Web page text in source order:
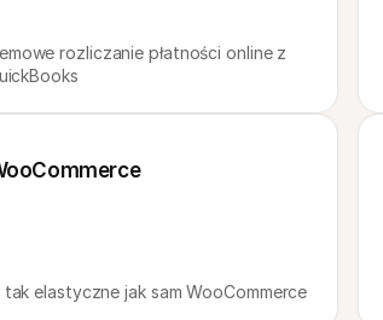
rozliczanie płatności online z
tak elastyczne jak sam WooCommerce